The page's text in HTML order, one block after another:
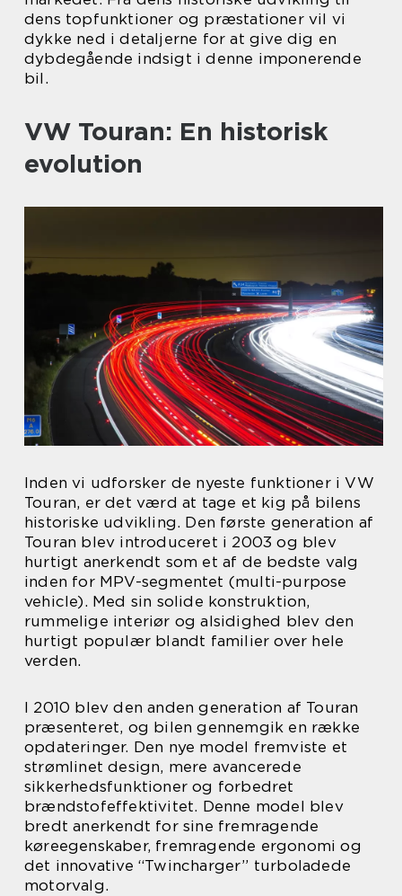
dens topfunktioner og præstationer vil vi
dykke ned i detaljerne for at give dig en
dybdegående indsigt i denne imponerende
bil.
VW Touran: En historisk
evolution
Inden vi udforsker de nyeste funktioner i VW
Touran, er det værd at tage et kig på bilens
historiske udvikling. Den første generation af
Touran blev introduceret i 2003 og blev
hurtigt anerkendt som et af de bedste valg
inden for MPV-segmentet (multi-purpose
vehicle). Med sin solide konstruktion,
rummelige interiør og alsidighed blev den
hurtigt populær blandt familier over hele
verden.
I 2010 blev den anden generation af Touran
præsenteret, og bilen gennemgik en række
opdateringer. Den nye model fremviste et
strømlinet design, mere avancerede
sikkerhedsfunktioner og forbedret
brændstofeffektivitet. Denne model blev
bredt anerkendt for sine fremragende
køreegenskaber, fremragende ergonomi og
det innovative “Twincharger” turboladede
motorvalg.